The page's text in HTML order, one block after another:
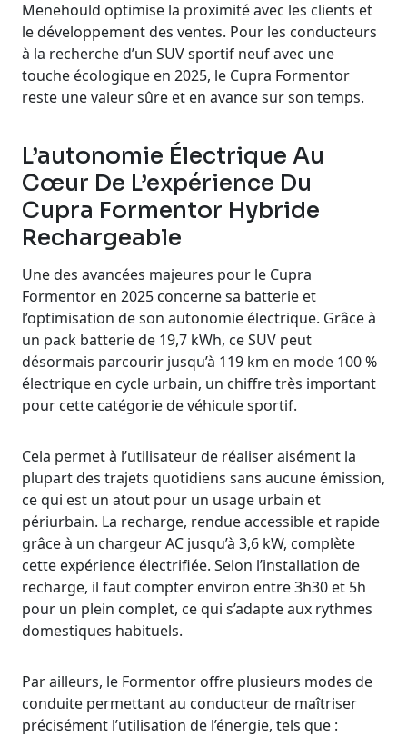
Menehould optimise la proximité avec les clients et
le développement des ventes. Pour les conducteurs
à la recherche d’un SUV sportif neuf avec une
touche écologique en 2025, le Cupra Formentor
reste une valeur sûre et en avance sur son temps.
L’autonomie Électrique Au
Cœur De L’expérience Du
Cupra Formentor Hybride
Rechargeable
Une des avancées majeures pour le Cupra
Formentor en 2025 concerne sa batterie et
l’optimisation de son autonomie électrique. Grâce à
un pack batterie de 19,7 kWh, ce SUV peut
désormais parcourir jusqu’à 119 km en mode 100 %
électrique en cycle urbain, un chiffre très important
pour cette catégorie de véhicule sportif.
Cela permet à l’utilisateur de réaliser aisément la
plupart des trajets quotidiens sans aucune émission,
ce qui est un atout pour un usage urbain et
périurbain. La recharge, rendue accessible et rapide
grâce à un chargeur AC jusqu’à 3,6 kW, complète
cette expérience électrifiée. Selon l’installation de
recharge, il faut compter environ entre 3h30 et 5h
pour un plein complet, ce qui s’adapte aux rythmes
domestiques habituels.
Par ailleurs, le Formentor offre plusieurs modes de
conduite permettant au conducteur de maîtriser
précisément l’utilisation de l’énergie, tels que :